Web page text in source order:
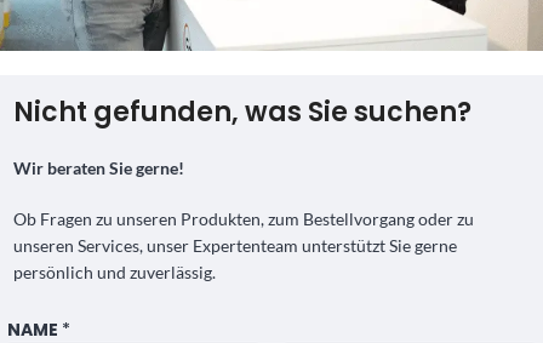
Nicht gefunden, was Sie suchen?
Wir beraten Sie gerne!
Ob Fragen zu unseren Produkten, zum Bestellvorgang oder zu
unseren Services, unser Expertenteam unterstützt Sie gerne
persönlich und zuverlässig.
NAME *